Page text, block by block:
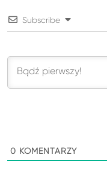
Subscribe
0 KOMENTARZY